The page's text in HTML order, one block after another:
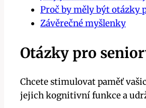
Proč by měly být otázky
Závěrečné myšlenky
Otázky pro
Chcete stimulovat paměť
jejich kognitivní funkce a